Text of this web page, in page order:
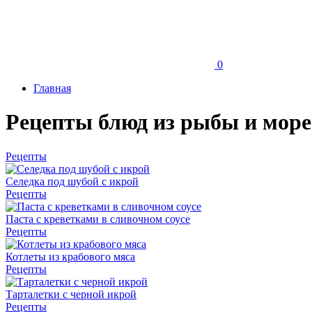
0
Главная
Рецепты блюд из рыбы и
Рецепты
Селедка под шубой с икрой
Рецепты
Паста с креветками в сливочном соусе
Рецепты
Котлеты из крабового мяса
Рецепты
Тарталетки с черной икрой
Рецепты